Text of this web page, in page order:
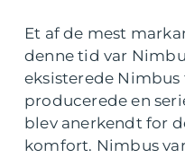
Et af de mest
denne tid var
eksisterede Nimbus
producerede en
blev anerkendt for
komfort. Nimbus